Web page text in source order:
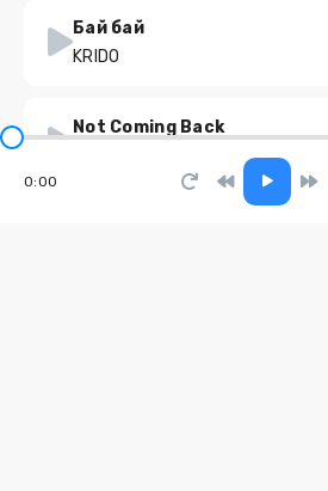
Бай бай
KRIDO
Not Coming Back
0:00